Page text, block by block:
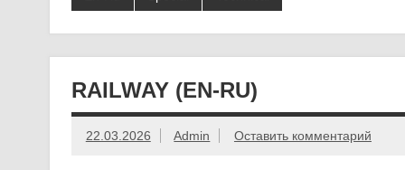
RAILWAY (EN-RU)
22.03.2026 Admin Оставить комментарий